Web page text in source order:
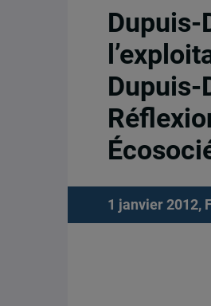
Dupuis-
Dupuis-
1 janvier 2012,